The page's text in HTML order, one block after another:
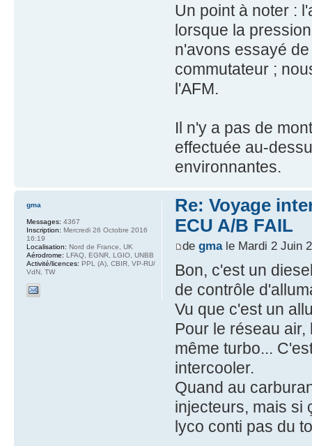
Un point à noter :
lorsque la
n'avons essayé
commutateur ;
l'AFM.
Il n'y a pas de
effectuée au-
environnantes.
Re: Voyage
ECU A/B FAIL
de gmale Mardi 2 Juin
Bon, c'est un
de contrôle
Vu que c'est un
Pour le réseau
même turbo...
intercooler.
Quand au
injecteurs, mais si
lyco conti pas du
gma
Messages: 4367
Inscription: Mercredi 26 Octobre 2016
16:19
Localisation: Nord de France, UK
Aérodrome: LFAQ, EGNR, LGIO, UNBB
Activité/licences: PPL (A), CBIR, VP-RU/
VdN, TW